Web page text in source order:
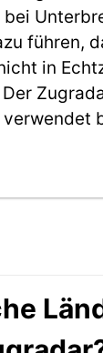
führen,
in